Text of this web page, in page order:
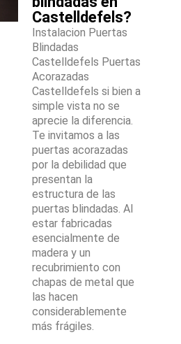
Castelldefels?
Instalacion Puertas
Blindadas
Castelldefels Puertas
Acorazadas
Castelldefels si bien a
simple vista no se
aprecie la diferencia.
Te invitamos a las
puertas acorazadas
por la debilidad que
presentan la
estructura de las
puertas blindadas. Al
estar fabricadas
esencialmente de
madera y un
recubrimiento con
chapas de metal que
las hacen
considerablemente
más frágiles.